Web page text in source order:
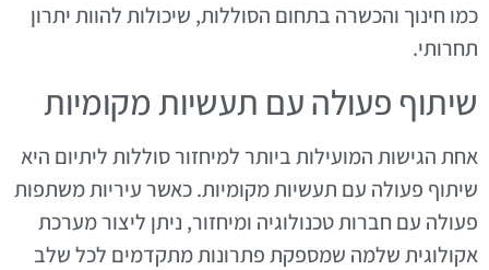
כמו חינוך והכשרה בתחום הסוללות, שיכולות להוות יתרון
תחרותי.
שיתוף פעולה עם תעשיות מקומיות
אחת הגישות המועילות ביותר למיחזור סוללות ליתיום היא
שיתוף פעולה עם תעשיות מקומיות. כאשר עיריות משתפות
פעולה עם חברות טכנולוגיה ומיחזור, ניתן ליצור מערכת
אקולוגית שלמה שמספקת פתרונות מתקדמים לכל שלב